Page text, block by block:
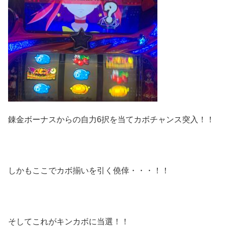
錬金ボーナスからの自力6択を当てカボチャンス突入！！
しかもここでカボ揃いを引く僥倖・・・！！
そしてこれがキンカボに当選！！